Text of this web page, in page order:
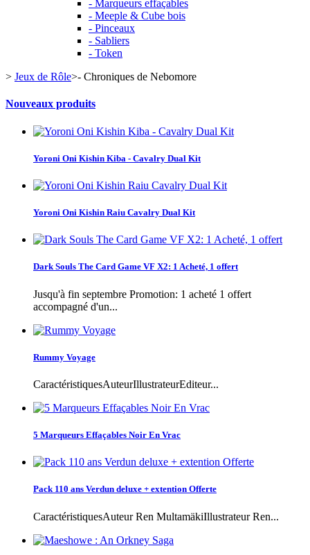
- Marqueurs effaçables
- Meeple & Cube bois
- Pinceaux
- Sabliers
- Token
> Jeux de Rôle>- Chroniques de Nebomore
Nouveaux produits
Yoroni Oni Kishin Kiba - Cavalry Dual Kit
Yoroni Oni Kishin Raiu Cavalry Dual Kit
Dark Souls The Card Game VF X2: 1 Acheté, 1 offert
Jusqu'à fin septembre Promotion: 1 acheté 1 offert
accompagné d'un...
Rummy Voyage
CaractéristiquesAuteurIllustrateurEditeur...
5 Marqueurs Effaçables Noir En Vrac
Pack 110 ans Verdun deluxe + extention Offerte
CaractéristiquesAuteur Ren MultamäkiIllustrateur Ren...